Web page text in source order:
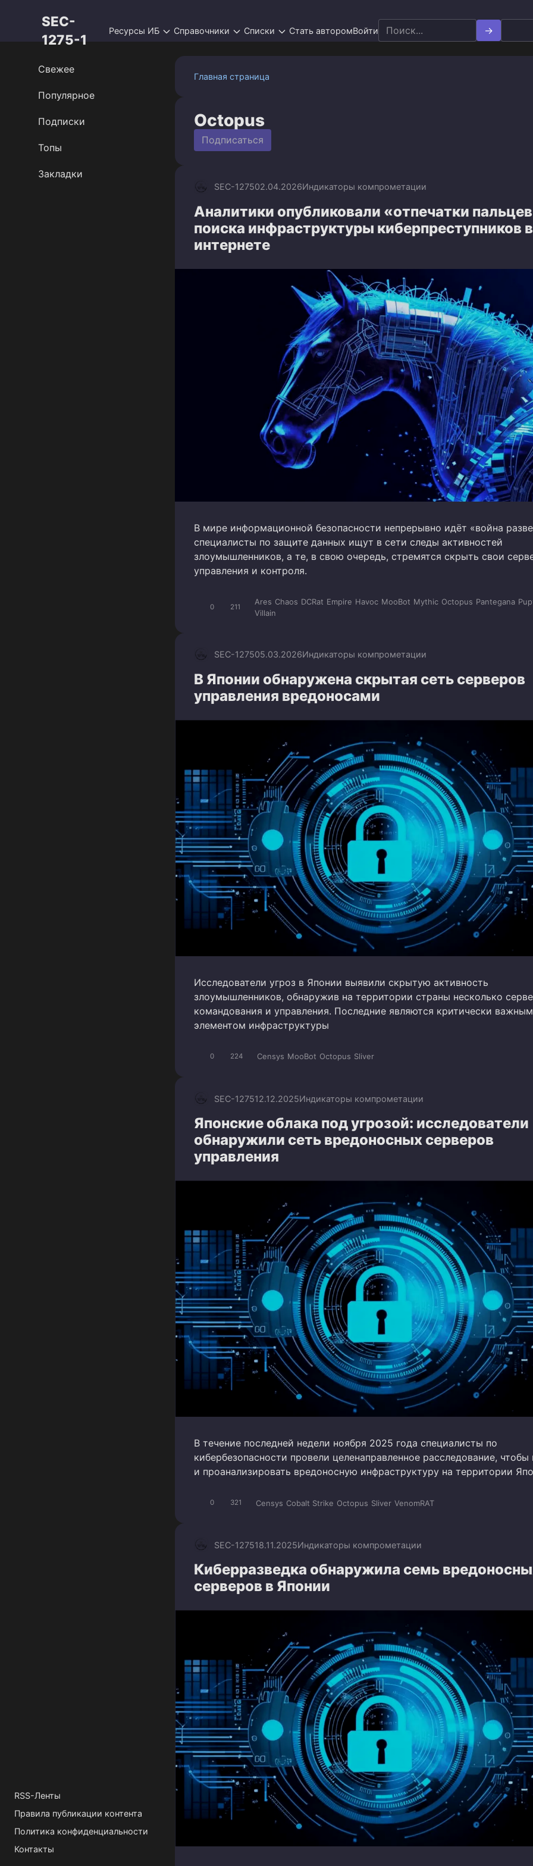
SEC-
1275-1
Ресурсы ИБ Справочники Списки Стать авторомВойти
Search
for:
Главная страница
Octopus
Подписаться
SEC-127502.04.2026Индикаторы компрометации
Аналитики опубликовали «отпечатки
поиска инфраструктуры киберпреступников в
интернете
В мире информационной безопасности непрерывно идёт «война
специалисты по защите данных ищут в сети следы активностей
злоумышленников, а те, в свою очередь, стремятся скрыть свои
управления и контроля.
0 211
Ares Chaos DCRat Empire Havoc MooBot Mythic Octopus Pantegana
Villain
SEC-127505.03.2026Индикаторы компрометации
В Японии обнаружена скрытая сеть серверов
управления вредоносами
Исследователи угроз в Японии выявили скрытую активность
злоумышленников, обнаружив на территории страны несколько
командования и управления. Последние являются критически важным
элементом инфраструктуры
0 224 Censys MooBot Octopus Sliver
SEC-127512.12.2025Индикаторы компрометации
Японские облака под угрозой: исследователи
обнаружили сеть вредоносных серверов
управления
В течение последней недели ноября 2025 года специалисты по
кибербезопасности провели целенаправленное расследование, чтобы
и проанализировать вредоносную инфраструктуру на территории
0 321 Censys Cobalt Strike Octopus Sliver VenomRAT
SEC-127518.11.2025Индикаторы компрометации
Киберразведка обнаружила семь
серверов в Японии
Свежее
Популярное
Подписки
Топы
Закладки
RSS-Ленты
Правила публикации контента
Политика конфиденциальности
Контакты